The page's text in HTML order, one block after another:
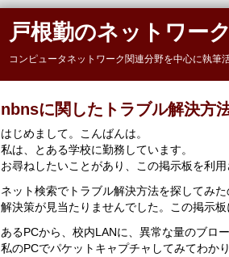
戸根勤のネットワー
コンピュータネットワーク関連分野を中心に執筆
nbnsに関したトラブル解決方
はじめまして。こんばんは。
私は、とある学校に勤務しています。
お尋ねしたいことがあり、この掲示板を利用
ネット検索でトラブル解決方法を探してみた
解決策が見当たりませんでした。この掲示
あるPCから、校内LANに、異常な量のブロ
私のPCでパケットキャプチャしてみてわかり